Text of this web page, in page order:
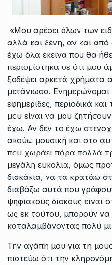
«Μου αρέσει όλων των
αλλά και ξένη, αν και
έχω όλα εκείνα που θα
περιορίστηκα σε ότι μου
ξοδέψει αρκετά χρήματα
μετάνιωσα.
εφημερίδες, περιοδικά
μου είναι να μου
έχω. Αν δεν το έχω
ακούω μουσική και στο
που χωράει πάρα πολλά
μεγάλη ευκολία, όμως
δισκάκια, να τα κρατάω
διαβάζω αυτά που
ψηφιακούς δίσκους είναι
ως εκ τούτου, μπορούν να
καταλαμβάνοντας πολύ
Την αγάπη μου για τη
πιστεύω ότι την